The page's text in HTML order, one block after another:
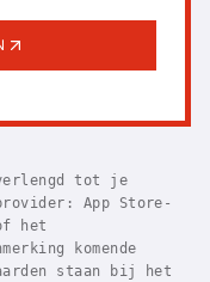
verlengd tot je
App Store-
het
komende
staan bij het